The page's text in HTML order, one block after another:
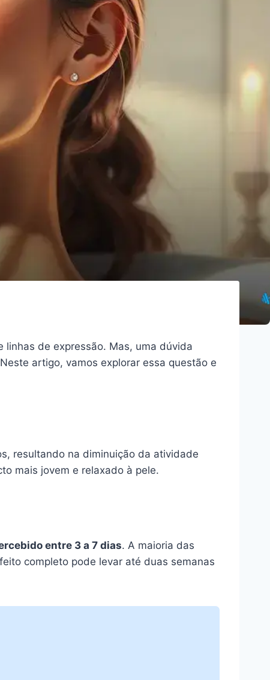
de expressão. Mas, uma dúvida
Neste artigo, vamos explorar essa questão e
resultando na diminuição da atividade
mais jovem e relaxado à pele.
entre 3 a 7 dias. A maioria das
completo pode levar até duas semanas